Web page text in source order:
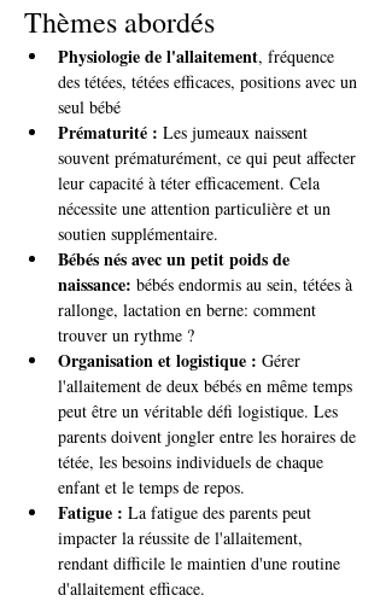
Thèmes abordés
Physiologie de l'allaitement, fréquence
des tétées, tétées efficaces, positions avec un
seul bébé
Prématurité : Les jumeaux naissent
souvent prématurément, ce qui peut affecter
leur capacité à téter efficacement. Cela
nécessite une attention particulière et un
soutien supplémentaire.
Bébés nés avec un petit poids de
naissance: bébés endormis au sein, tétées à
rallonge, lactation en berne: comment
trouver un rythme ?
Organisation et logistique : Gérer
l'allaitement de deux bébés en même temps
peut être un véritable défi logistique. Les
parents doivent jongler entre les horaires de
tétée, les besoins individuels de chaque
enfant et le temps de repos.
Fatigue : La fatigue des parents peut
impacter la réussite de l'allaitement,
rendant difficile le maintien d'une routine
d'allaitement efficace.